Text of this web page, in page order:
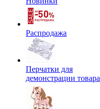
Распродажа
Перчатки для
демонстрации товара